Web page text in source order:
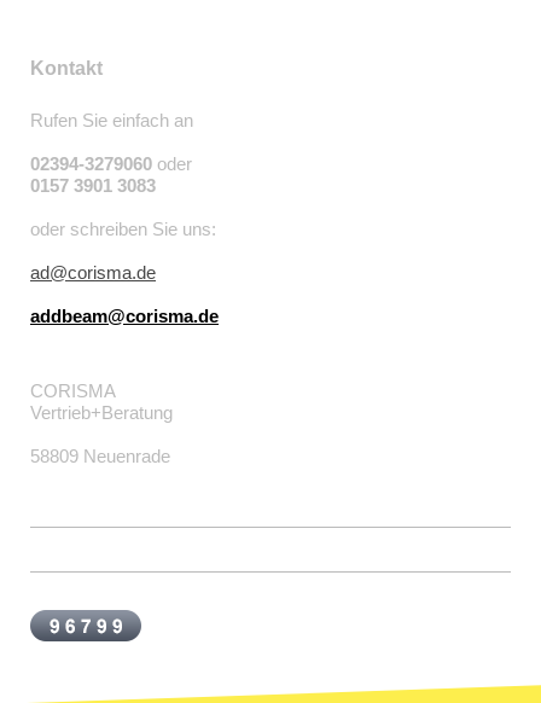
Kontakt
Rufen Sie einfach an
02394-3279060 oder
0157 3901 3083
oder schreiben Sie uns:
ad@corisma.de
addbeam@corisma.de
CORISMA
Vertrieb+Beratung
58809 Neuenrade